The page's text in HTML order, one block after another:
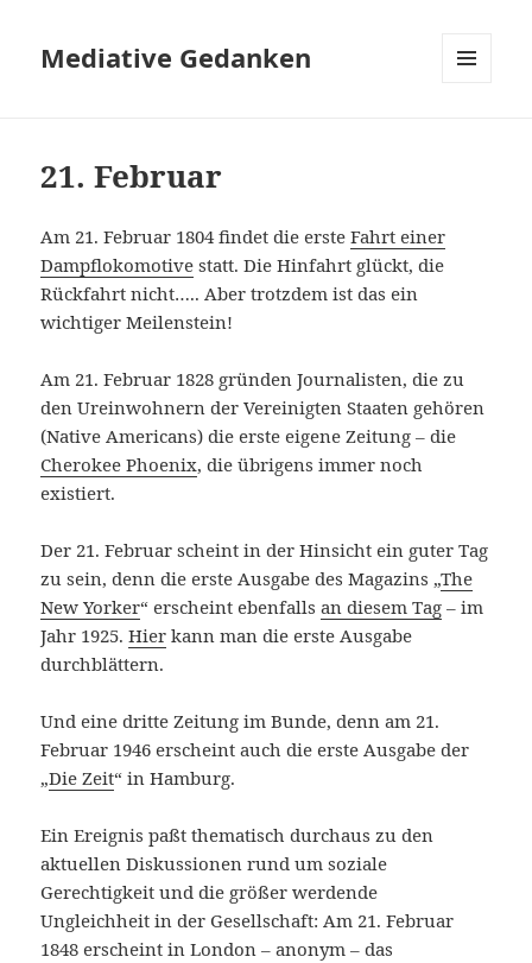
Mediative Gedanken
21. Februar
Am 21. Februar 1804 findet die ersteFahrt einer
Dampflokomotive statt. Die Hinfahrt glückt, die
Rückfahrt nicht….. Aber trotzdem ist das ein
wichtiger Meilenstein!
Am 21. Februar 1828 gründen Journalisten, die zu
den Ureinwohnern der Vereinigten Staaten gehören
(Native Americans) die erste eigene Zeitung – die
Cherokee Phoenix, die übrigens immer noch
existiert.
Der 21. Februar scheint in der Hinsicht ein guter Tag
zu sein, denn die erste Ausgabe des Magazins „The
New Yorker“ erscheint ebenfallsan diesem Tag – im
Jahr 1925.Hier kann man die erste Ausgabe
durchblättern.
Und eine dritte Zeitung im Bunde, denn am 21.
Februar 1946 erscheint auch die erste Ausgabe der
„Die Zeit“ in Hamburg.
Ein Ereignis paßt thematisch durchaus zu den
aktuellen Diskussionen rund um soziale
Gerechtigkeit und die größer werdende
Ungleichheit in der Gesellschaft: Am 21. Februar
1848 erscheint in London – anonym – das